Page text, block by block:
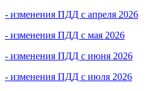
- изменения ПДД с апреля 2026
- изменения ПДД с мая 2026
- изменения ПДД с июня 2026
- изменения ПДД с июля 2026